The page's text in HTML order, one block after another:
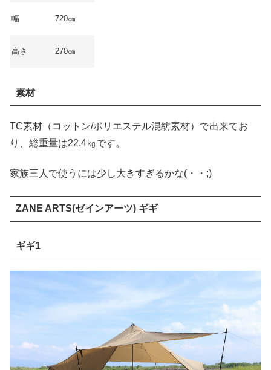
幅 720㎝
高さ 270㎝
素材
TC素材（コットン/ポリエステル混紡素材）で出来てお
り、総重量は22.4㎏です。
家族三人で使うには少し大きすぎるかな(・・;)
ZANE ARTS(ゼインアーツ) ギギ
ギギ1